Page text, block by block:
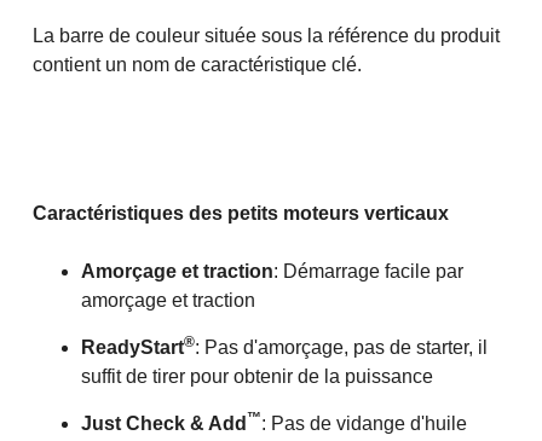
La barre de couleur située sous la référence du produit
contient un nom de caractéristique clé.
Caractéristiques des petits moteurs verticaux
Amorçage et traction: Démarrage facile par
amorçage et traction
ReadyStart®: Pas d'amorçage, pas de starter, il
suffit de tirer pour obtenir de la puissance
Just Check & Add ™: Pas de vidange d'huile